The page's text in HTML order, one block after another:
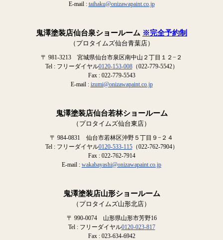
E-mail : taihaku@onizawapaint.co.jp
鬼澤塗装店仙台泉ショールーム ※完全予約制
（プロタイムズ仙台青葉店）
〒 981-3213 宮城県仙台市泉区南中山２丁目１２−２
Tel : フリーダイヤル0120-153-008（022-779-5542）
Fax : 022-779-5543
E-mail : izumi@onizawapaint.co.jp
鬼澤塗装店仙台若林ショールーム
（プロタイムズ仙台東店）
〒 984-0831 仙台市若林区沖野５丁目９−２４
Tel : フリーダイヤル0120-533-115（022-762-7904）
Fax : 022-762-7914
E-mail : wakabayashi@onizawapaint.co.jp
鬼澤塗装店山形ショールーム
（プロタイムズ山形北店）
〒 990-0074 山形県山形市芳野16
Tel : フリーダイヤル0120-023-817
Fax : 023-634-6942